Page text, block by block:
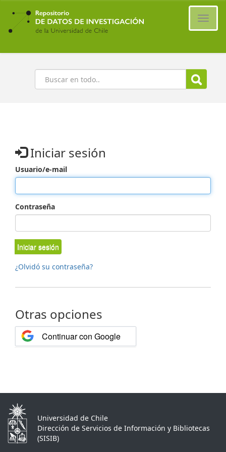
Ir
contenido
principal
Buscar
Iniciar sesión
Usuario/e-mail
Contraseña
Iniciar sesión
¿Olvidó su contraseña?
Otras opciones
Continuar con Google
Universidad de Chile
Dirección de Servicios de Información y Bibliotecas
(SISIB)